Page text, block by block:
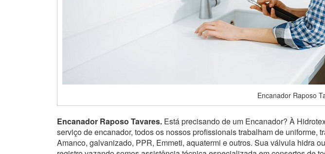
Encanador Raposo
Encanador Raposo Tavares. Está precisando de um Encanador? À
serviço de encanador, todos os nossos profissionais trabalham de
Amanco, galvanizado, PPR, Emmeti, aquatermi e outros. Sua válvula hidra